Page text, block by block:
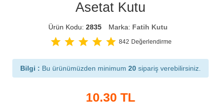
Asetat Kutu
Ürün Kodu: 2835 Marka: Fatih Kutu
star star star star star 842 Değerlendirme
Bilgi : Bu ürünümüzden minimum 20 sipariş verebilirsiniz.
10.30 TL